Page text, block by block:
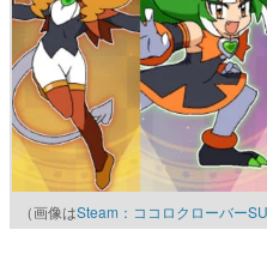
（画像はSteam：ココロクローバー